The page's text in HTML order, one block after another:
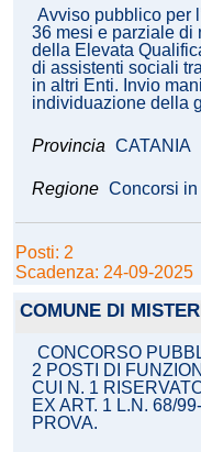
Avviso pubblico per
36 mesi e parziale di
della Elevata
di assistenti sociali
in altri Enti. Invio
individuazione della
Provincia CATANIA
Regione Concorsi
Posti: 2
Scadenza: 24-09-2025
COMUNE DI
CONCORSO
2 POSTI DI
CUI N. 1
EX ART. 1 L.N. 68/
PROVA.